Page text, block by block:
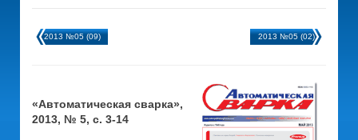
2013 №05 (09) 2013 №05 (02)
«Автоматическая сварка»,
2013, № 5, с. 3-14